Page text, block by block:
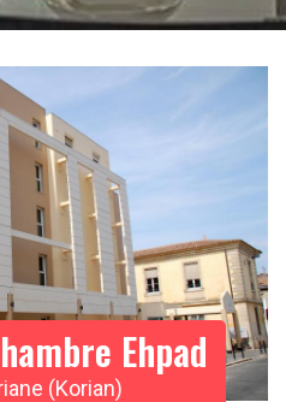
Ehpad
(Korian)